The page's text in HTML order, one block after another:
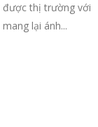
được thị trường với
lại ánh...